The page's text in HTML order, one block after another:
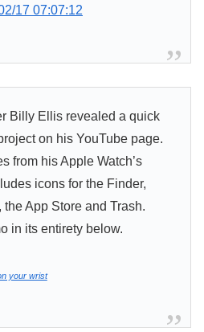
17 07:07:12
Billy Ellis revealed a quick
on his YouTube page.
from his Apple Watch’s
icons for the Finder,
App Store and Trash.
in its entirety below.
your wrist